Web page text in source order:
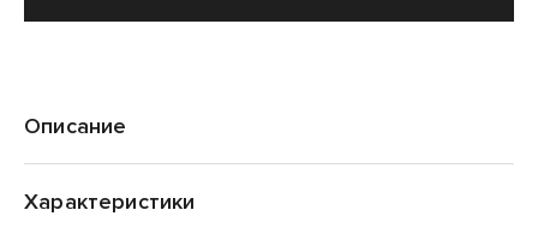
Описание
Характеристики